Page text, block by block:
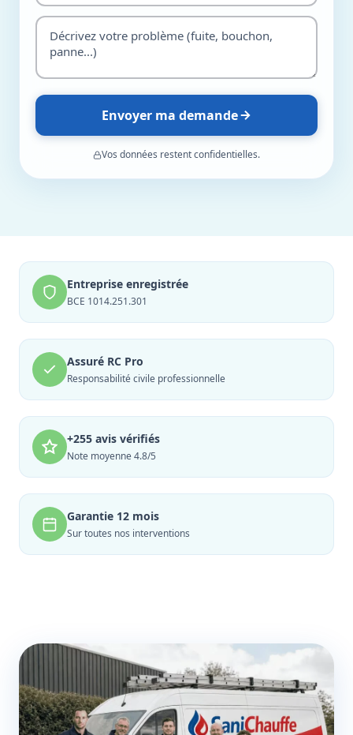
Envoyer ma demande
Vos données restent confidentielles.
Entreprise enregistrée
BCE 1014.251.301
Assuré RC Pro
Responsabilité civile professionnelle
+255 avis vérifiés
Note moyenne 4.8/5
Garantie 12 mois
Sur toutes nos interventions